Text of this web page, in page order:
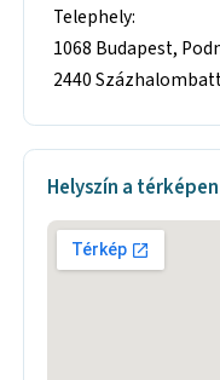
Telephely:
1068 Budapest,
2440
Helyszín a térképen